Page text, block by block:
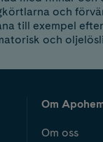
och
till exempel
och
Om
Om oss